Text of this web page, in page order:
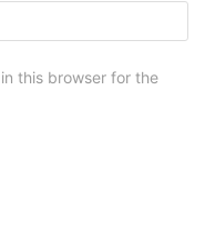
this browser for the